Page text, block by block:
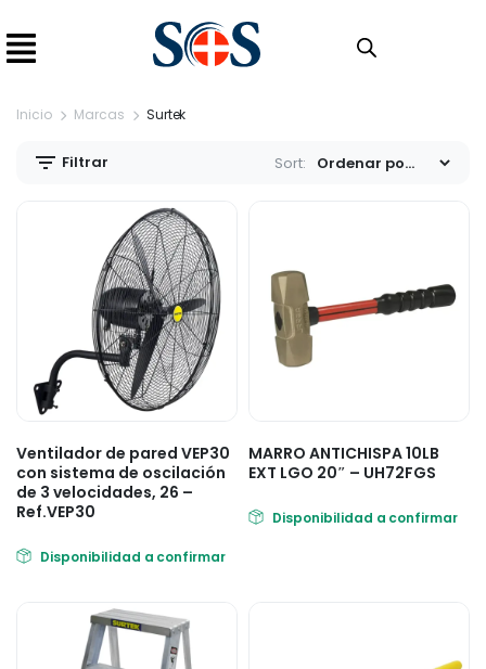
Inicio Marcas Surtek
Filtrar Sort:
Ventilador de pared VEP30
con sistema de oscilación
de 3 velocidades, 26 –
Ref.VEP30
Disponibilidad a confirmar
MARRO ANTICHISPA 10LB
EXT LGO 20″ – UH72FGS
Disponibilidad a confirmar